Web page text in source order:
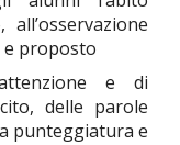
proposto
e di
delle parole
punteggiatura e